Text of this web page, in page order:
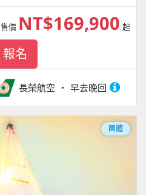
長榮航空 早去晚回
售價 NT$169,900 起
報名
團體